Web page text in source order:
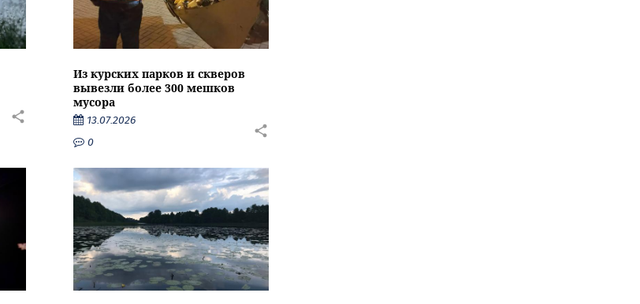
Из курских парков и скверов
вывезли более 300 мешков
мусора
13.07.2026
0